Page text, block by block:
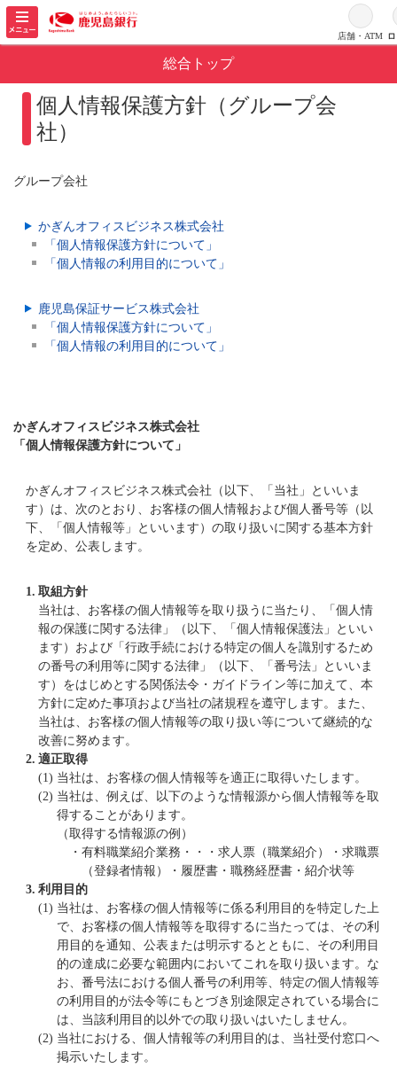
店舗・ATM
総合トップ
メ
ニ
個人情報保護方針（グループ会
社）
グループ会社
かぎんオフィスビジネス株式会社
「個人情報保護方針について」
「個人情報の利用目的について」
鹿児島保証サービス株式会社
「個人情報保護方針について」
「個人情報の利用目的について」
かぎんオフィスビジネス株式会社
「個人情報保護方針について」
かぎんオフィスビジネス株式会社（以下、「当社」といいま
す）は、次のとおり、お客様の個人情報および個人番号等（以
下、「個人情報等」といいます）の取り扱いに関する基本方針
を定め、公表します。
1. 取組方針
当社は、お客様の個人情報等を取り扱うに当たり、「個人情
報の保護に関する法律」（以下、「個人情報保護法」といい
ます）および「行政手続における特定の個人を識別するため
の番号の利用等に関する法律」（以下、「番号法」といいま
す）をはじめとする関係法令・ガイドライン等に加えて、本
方針に定めた事項および当社の諸規程を遵守します。また、
当社は、お客様の個人情報等の取り扱い等について継続的な
改善に努めます。
2. 適正取得
(1) 当社は、お客様の個人情報等を適正に取得いたします。
(2) 当社は、例えば、以下のような情報源から個人情報等を取
得することがあります。
（取得する情報源の例）
・ 有料職業紹介業務・・・求人票（職業紹介）・求職票
（登録者情報）・履歴書・職務経歴書・紹介状等
3. 利用目的
(1) 当社は、お客様の個人情報等に係る利用目的を特定した上
で、お客様の個人情報等を取得するに当たっては、その利
用目的を通知、公表または明示するとともに、その利用目
的の達成に必要な範囲内においてこれを取り扱います。な
お、番号法における個人番号の利用等、特定の個人情報等
の利用目的が法令等にもとづき別途限定されている場合に
は、当該利用目的以外での取り扱いはいたしません。
(2) 当社における、個人情報等の利用目的は、当社受付窓口へ
掲示いたします。